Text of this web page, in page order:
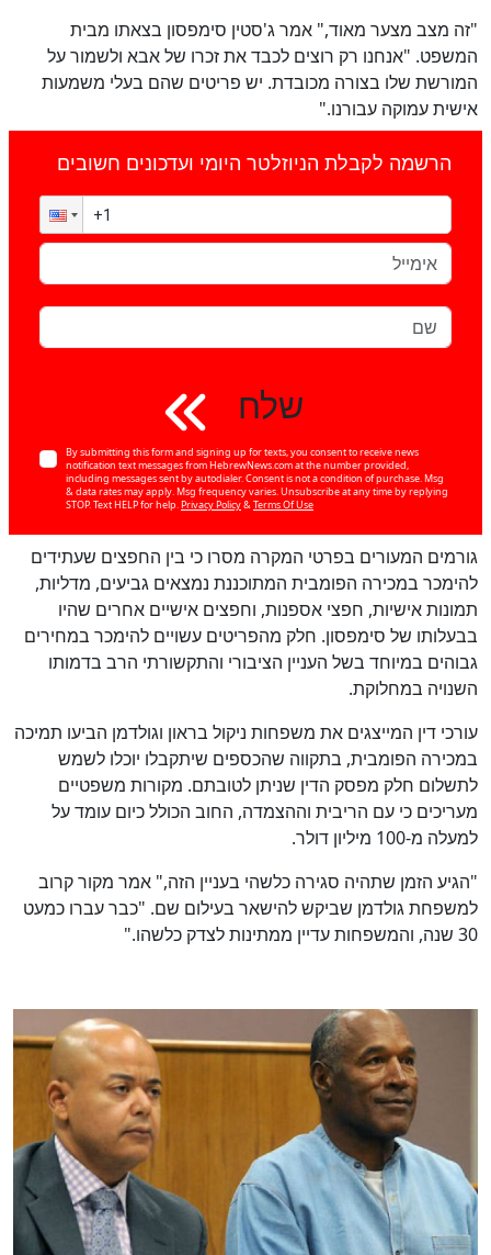
"זה מצב מצער מאוד," אמר ג'סטין סימפסון בצאתו מבית
המשפט. "אנחנו רק רוצים לכבד את זכרו של אבא ולשמור על
המורשת שלו בצורה מכובדת. יש פריטים שהם בעלי משמעות
אישית עמוקה עבורנו."
הרשמה לקבלת הניוזלטר היומי ועדכונים חשובים
שלח
By submitting this form and signing up for texts, you consent to receive news
notification text messages from HebrewNews.com at the number provided,
including messages sent by autodialer. Consent is not a condition of purchase. Msg
& data rates may apply. Msg frequency varies. Unsubscribe at any time by replying
STOP. Text HELP for help.Privacy Policy&Terms Of Use
גורמים המעורים בפרטי המקרה מסרו כי בין החפצים שעתידים
להימכר במכירה הפומבית המתוכננת נמצאים גביעים, מדליות,
תמונות אישיות, חפצי אספנות, וחפצים אישיים אחרים שהיו
בבעלותו של סימפסון. חלק מהפריטים עשויים להימכר במחירים
גבוהים במיוחד בשל העניין הציבורי והתקשורתי הרב בדמותו
השנויה במחלוקת.
עורכי דין המייצגים את משפחות ניקול בראון וגולדמן הביעו תמיכה
במכירה הפומבית, בתקווה שהכספים שיתקבלו יוכלו לשמש
לתשלום חלק מפסק הדין שניתן לטובתם. מקורות משפטיים
מעריכים כי עם הריבית וההצמדה, החוב הכולל כיום עומד על
למעלה מ-100 מיליון דולר.
"הגיע הזמן שתהיה סגירה כלשהי בעניין הזה," אמר מקור קרוב
למשפחת גולדמן שביקש להישאר בעילום שם. "כבר עברו כמעט
30 שנה, והמשפחות עדיין ממתינות לצדק כלשהו."